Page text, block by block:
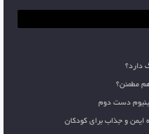
دارد؟
مطمئن؟
دست دوم
ایمن و جذاب برای کودکان